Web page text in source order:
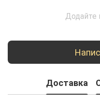
Додайте
Доставка